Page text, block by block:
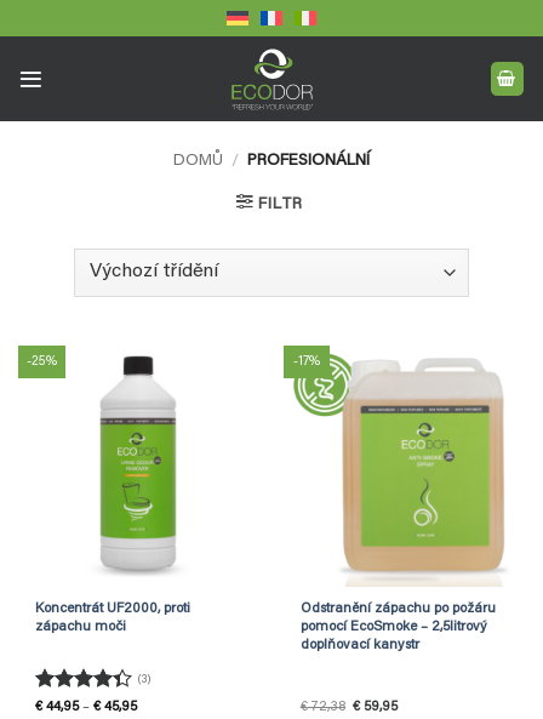
na
DOMŮ / PROFESIONÁLNÍ
FILTR
-25%
Koncentrát UF2000, proti
zápachu moči
Hodnocení
(3)
€44,95 – €45,95Rozpětí
-17%
Odstranění zápachu po požáru
pomocí EcoSmoke – 2,5litrový
doplňovací kanystr
€72,38 Původní
€59,95Aktuální